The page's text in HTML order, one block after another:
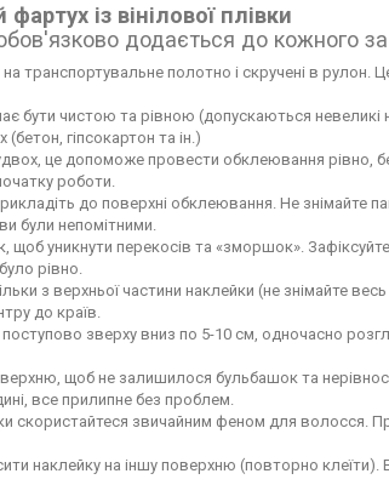
із вінілової плівки
додається до кожного
на транспортувальне полотно і скручені в рулон.
бути чистою та рівною (допускаються невеликі
гіпсокартон та ін.)
це допоможе провести обклеювання рівно,
роботи.
до поверхні обклеювання. Не знімайте
були непомітними.
щоб уникнути перекосів та «зморшок».
рівно.
з верхньої частини наклейки (не знімайте
до країв.
зверху вниз по 5-10 см, одночасно
щоб не залишилося бульбашок та
все прилипне без проблем.
скористайтеся звичайним феном для волосся.
наклейку на іншу поверхню (повторно